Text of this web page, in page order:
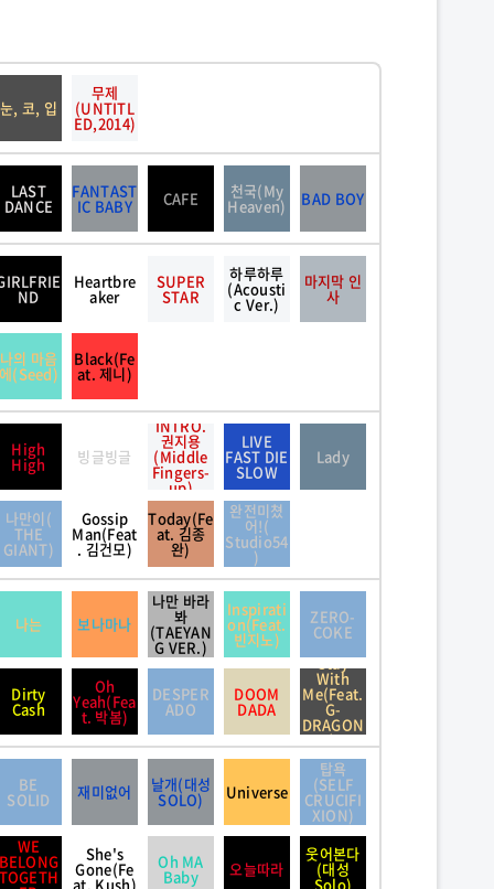
눈, 코, 입
무제
(UNTITL
ED,2014)
LAST
DANCE
FANTAST
IC BABY CAFE 천국(My
Heaven) BAD BOY
ND
Heartbre
aker
SUPER
STAR
하루하루
(Acousti
c Ver.)
마지막 인
사
나의 마음
(Seed)
Black(Fe
at. 제니)
High
High 빙글빙글
INTRO.
권지용
(Middle
Fingers-
up)
LIVE
FAST DIE
SLOW
Lady
나만이(
THE
GIANT)
Gossip
Man(Feat
. 김건모)
Today(Fe
at. 김종
완)
완전미쳤
어!(
Studio54
)
나는 보나마나
나만 바라
봐
(TAEYAN
G VER.)
Inspirati
on(Feat.
빈지노)
ZERO-
COKE
Dirty
Cash
Oh
Yeah(Fea
t. 박봄)
DESPER
ADO
DOOM
DADA
Stay
With
Me(Feat.
G-
DRAGON
)
BE
SOLID 재미없어 날개(대성
SOLO) Universe
탑욕
(SELF
CRUCIFI
XION)
WE
She's
Gone(Fe
at. Kush)
Oh MA
Baby 오늘따라
웃어본다
(대성
Solo)